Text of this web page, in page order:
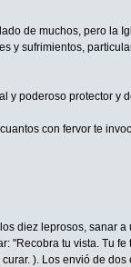
de muchos, pero la
y sufrimientos,
poderoso protector y
con fervor te
diez leprosos, sanar
"Recobra tu vista. Tu fe
). Los envió de